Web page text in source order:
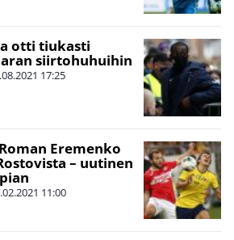
otti tiukasti
siirtohuhuihin
17:25
Eremenko
– uutinen
11:00